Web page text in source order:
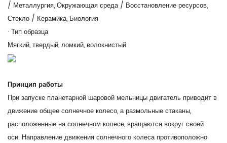
/ Металлургия, Окружающая среда / Восстановление ресурсов,
Стекло / Керамика, Биология
· Тип образца
Мягкий, твердый, ломкий, волокнистый
Принцип работы
При запуске планетарной шаровой мельницы двигатель приводит в
движение общее солнечное колесо, а размольные стаканы,
расположенные на солнечном колесе, вращаются вокруг своей
оси. Направление движения солнечного колеса противоположно